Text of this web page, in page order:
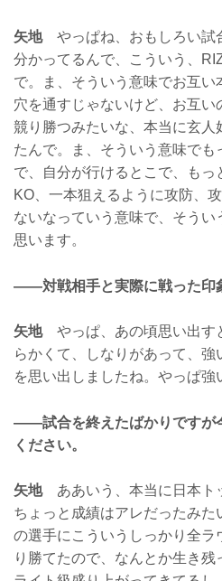
矢地やっぱね、おもしろい試
分かってるんで、こういう、
で。ま、そういう意味でお互
穴を通すじゃないけど、お互い
競り勝つみたいな、本当に玄人
たんで。ま、そういう意味でも
で、自分が行けるとこで、もっ
KO、一本狙えるように攻防、
ないなっていう意味で、そうい
思います。
——対戦相手と実際に戦った印
矢地やっぱ、あの頃思い出す
らかくて、しなりがあって、強
を思い出しましたね。やっぱ強
——試合を終えたばかりですが
ください。
矢地ああいう、本当に日本ト
ちょっと成績はアレだったみ
の選手にこういうしっかり全ラ
り勝てたので、なんとか生き